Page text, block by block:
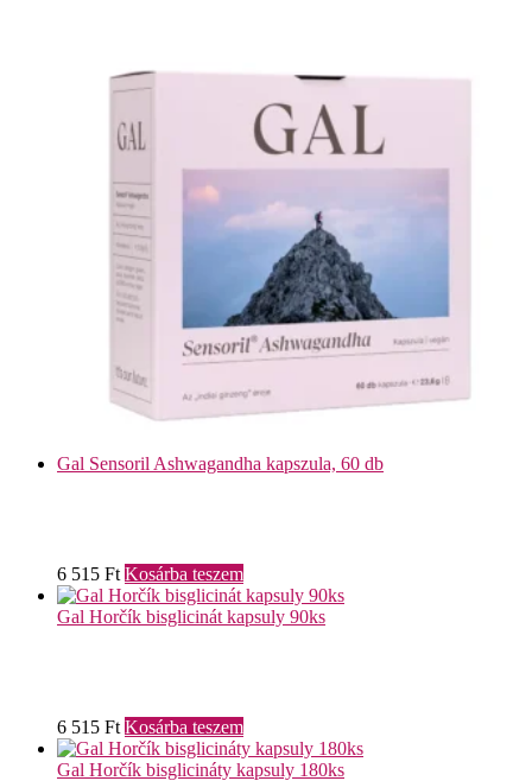
Gal Sensoril Ashwagandha kapszula, 60 db
6 515 Ft Kosárba teszem
Gal Horčík bisglicinát kapsuly 90ks
6 515 Ft Kosárba teszem
Gal Horčík bisglicináty kapsuly 180ks